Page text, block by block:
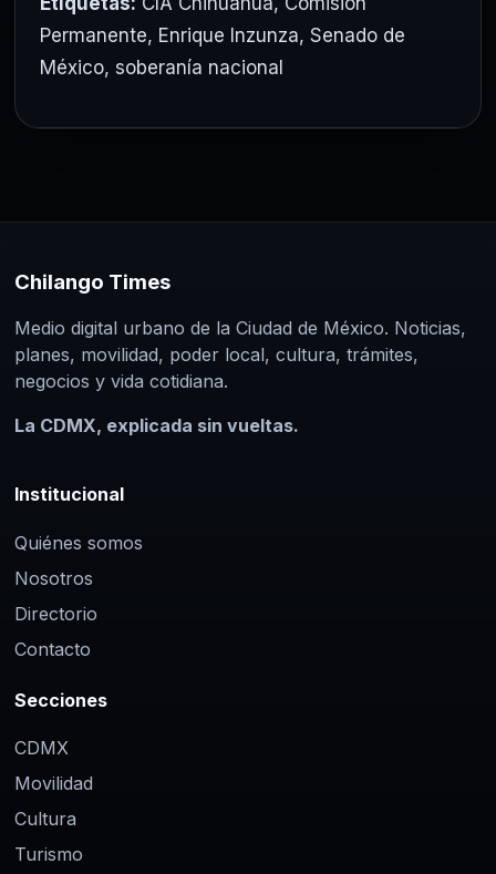
Permanente, Enrique Inzunza, Senado de
México, soberanía nacional
Chilango Times
Medio digital urbano de la Ciudad de México. Noticias,
planes, movilidad, poder local, cultura, trámites,
negocios y vida cotidiana.
La CDMX, explicada sin vueltas.
Institucional
Quiénes somos
Nosotros
Directorio
Contacto
Secciones
CDMX
Movilidad
Cultura
Turismo